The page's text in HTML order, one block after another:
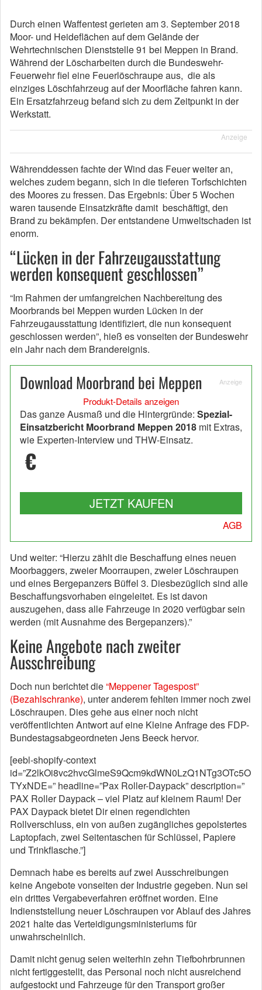
Durch einen Waffentest gerieten am 3. September 2018
Moor- und Heideflächen auf dem Gelände der
Wehrtechnischen Dienststelle 91 bei Meppen in Brand.
Während der Löscharbeiten durch die Bundeswehr-
Feuerwehr fiel eine Feuerlöschraupe aus, die als
einziges Löschfahrzeug auf der Moorfläche fahren kann.
Ein Ersatzfahrzeug befand sich zu dem Zeitpunkt in der
Werkstatt.
Anzeige
Währenddessen fachte der Wind das Feuer weiter an,
welches zudem begann, sich in die tieferen Torfschichten
des Moores zu fressen. Das Ergebnis: Über 5 Wochen
waren tausende Einsatzkräfte damit beschäftigt, den
Brand zu bekämpfen. Der entstandene Umweltschaden ist
enorm.
“Lücken in der Fahrzeugausstattung
werden konsequent geschlossen”
“Im Rahmen der umfangreichen Nachbereitung des
Moorbrands bei Meppen wurden Lücken in der
Fahrzeugausstattung identifiziert, die nun konsequent
geschlossen werden”, hieß es vonseiten der Bundeswehr
ein Jahr nach dem Brandereignis.
Download Moorbrand bei Meppen Anzeige
Produkt-Details anzeigen
Das ganze Ausmaß und die Hintergründe: Spezial-
Einsatzbericht Moorbrand Meppen 2018 mit Extras,
wie Experten-Interview und THW-Einsatz.
€
JETZT KAUFEN
AGB
Und weiter: “Hierzu zählt die Beschaffung eines neuen
Moorbaggers, zweier Moorraupen, zweier Löschraupen
und eines Bergepanzers Büffel 3. Diesbezüglich sind alle
Beschaffungsvorhaben eingeleitet. Es ist davon
auszugehen, dass alle Fahrzeuge in 2020 verfügbar sein
werden (mit Ausnahme des Bergepanzers).”
Keine Angebote nach zweiter
Ausschreibung
Doch nun berichtet die“Meppener Tagespost”
(Bezahlschranke), unter anderem fehlten immer noch zwei
Löschraupen. Dies gehe aus einer noch nicht
veröffentlichten Antwort auf eine Kleine Anfrage des FDP-
Bundestagsabgeordneten Jens Beeck hervor.
[eebl-shopify-context
id=”Z2lkOi8vc2hvcGlmeS9Qcm9kdWN0LzQ1NTg3OTc5O
TYxNDE=” headline=”Pax Roller-Daypack” description=”
PAX Roller Daypack – viel Platz auf kleinem Raum! Der
PAX Daypack bietet Dir einen regendichten
Rollverschluss, ein von außen zugängliches gepolstertes
Laptopfach, zwei Seitentaschen für Schlüssel, Papiere
und Trinkflasche.”]
Demnach habe es bereits auf zwei Ausschreibungen
keine Angebote vonseiten der Industrie gegeben. Nun sei
ein drittes Vergabeverfahren eröffnet worden. Eine
Indienststellung neuer Löschraupen vor Ablauf des Jahres
2021 halte das Verteidigungsministeriums für
unwahrscheinlich.
Damit nicht genug seien weiterhin zehn Tiefbohrbrunnen
nicht fertiggestellt, das Personal noch nicht ausreichend
aufgestockt und Fahrzeuge für den Transport großer